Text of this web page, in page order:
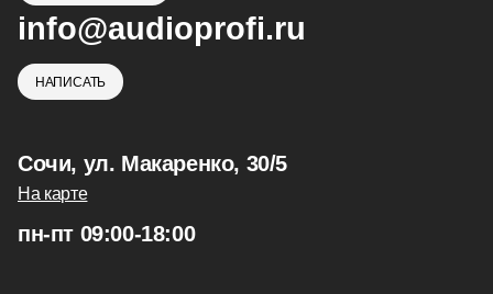
info@audioprofi.ru
НАПИСАТЬ
Сочи, ул. Макаренко, 30/5
На карте
пн-пт 09:00-18:00